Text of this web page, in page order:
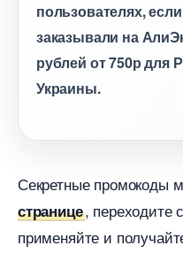
пользователях,
заказывали на
рублей от 750р для
Украины.
Секретные промокоды
странице, переходите
применяйте и